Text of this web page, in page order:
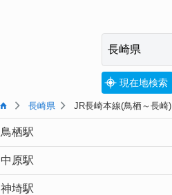
現在地検索
長崎県 JR長崎本線(鳥栖～長崎)
鳥栖駅
中原駅
神埼駅